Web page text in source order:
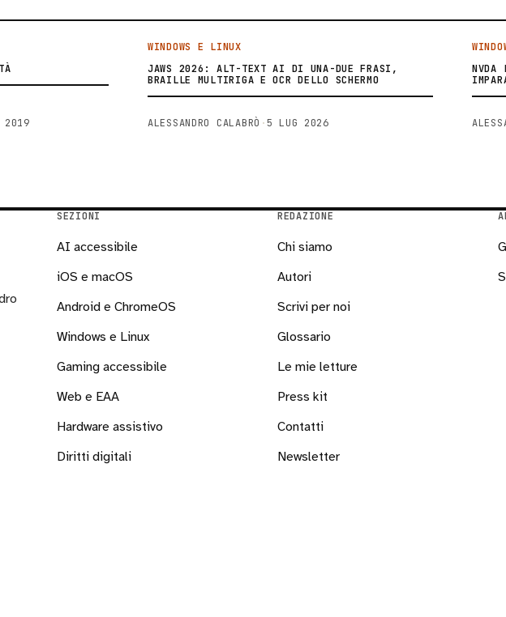
2019
WINDOWS E LINUX
JAWS 2026: ALT-TEXT AI DI UNA-DUE FRASI,
BRAILLE MULTIRIGA E OCR DELLO SCHERMO
ALESSANDRO CALABRÒ ·5 LUG 2026
NVDA
SEZIONI
AI accessibile
iOS e macOS
Android e ChromeOS
Windows e Linux
Gaming accessibile
Web e EAA
Hardware assistivo
Diritti digitali
REDAZIONE
Chi siamo
Autori
Scrivi per noi
Glossario
Le mie letture
Press kit
Contatti
Newsletter